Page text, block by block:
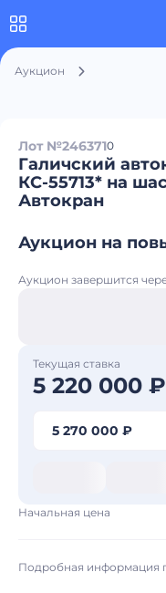
Аукцион
Лот №2463710
Галичский
КС-55713* на
Автокран
Аукцион на
Аукцион завершится
Текущая ставка
5 220 000 ₽
5 270 000 ₽
Начальная цена
Подробная информация